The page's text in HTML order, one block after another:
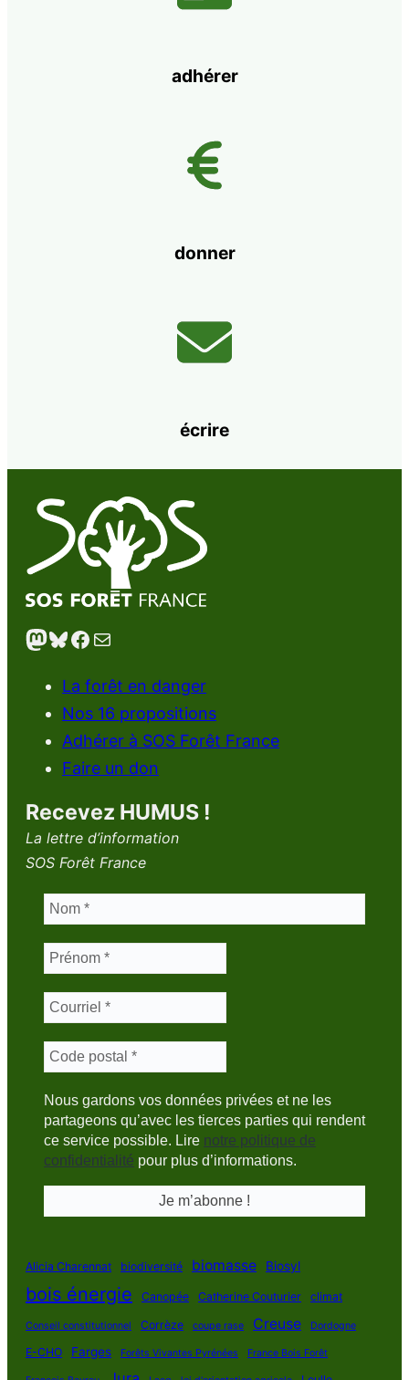
adhérer
donner
écrire
Mastodon Bluesky Facebook E-mail
La forêt en danger
Nos 16 propositions
Adhérer à SOS Forêt France
Faire un don
Recevez HUMUS !
La lettre d’information
SOS Forêt France
Nous gardons vos données privées et ne les
partageons qu’avec les tierces parties qui rendent
ce service possible. Lire notre politique de
confidentialité pour plus d’informations.
Alicia Charennat biodiversité biomasse Biosyl
bois énergie Canopée Catherine Couturier climat
Conseil constitutionnel Corrèze coupe rase Creuse Dordogne
E-CHO Farges Forêts Vivantes Pyrénées France Bois Forêt